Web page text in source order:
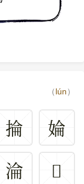
（lún）
掄
婨
淪 𠔕